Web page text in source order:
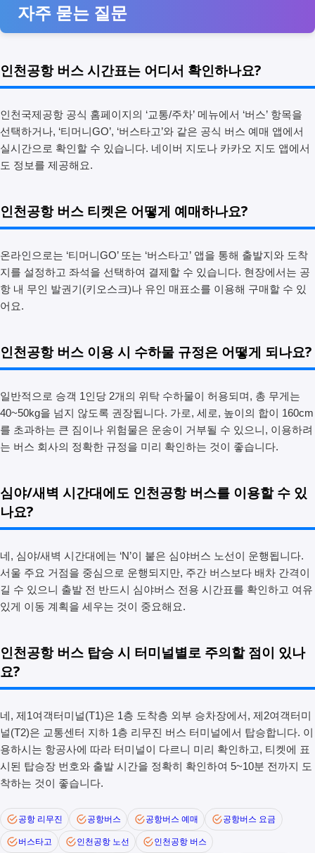
자주 묻는 질문
인천공항 버스 시간표는 어디서 확인하나요?
인천국제공항 공식 홈페이지의 ‘교통/주차’ 메뉴에서 ‘버스’ 항목을
선택하거나, ‘티머니GO’, ‘버스타고’와 같은 공식 버스 예매 앱에서
실시간으로 확인할 수 있습니다. 네이버 지도나 카카오 지도 앱에서
도 정보를 제공해요.
인천공항 버스 티켓은 어떻게 예매하나요?
온라인으로는 ‘티머니GO’ 또는 ‘버스타고’ 앱을 통해 출발지와 도착
지를 설정하고 좌석을 선택하여 결제할 수 있습니다. 현장에서는 공
항 내 무인 발권기(키오스크)나 유인 매표소를 이용해 구매할 수 있
어요.
인천공항 버스 이용 시 수하물 규정은 어떻게 되나요?
일반적으로 승객 1인당 2개의 위탁 수하물이 허용되며, 총 무게는
40~50kg을 넘지 않도록 권장됩니다. 가로, 세로, 높이의 합이 160cm
를 초과하는 큰 짐이나 위험물은 운송이 거부될 수 있으니, 이용하려
는 버스 회사의 정확한 규정을 미리 확인하는 것이 좋습니다.
심야/새벽 시간대에도 인천공항 버스를 이용할 수 있
나요?
네, 심야/새벽 시간대에는 ‘N’이 붙은 심야버스 노선이 운행됩니다.
서울 주요 거점을 중심으로 운행되지만, 주간 버스보다 배차 간격이
길 수 있으니 출발 전 반드시 심야버스 전용 시간표를 확인하고 여유
있게 이동 계획을 세우는 것이 중요해요.
인천공항 버스 탑승 시 터미널별로 주의할 점이 있나
요?
네, 제1여객터미널(T1)은 1층 도착층 외부 승차장에서, 제2여객터미
널(T2)은 교통센터 지하 1층 리무진 버스 터미널에서 탑승합니다. 이
용하시는 항공사에 따라 터미널이 다르니 미리 확인하고, 티켓에 표
시된 탑승장 번호와 출발 시간을 정확히 확인하여 5~10분 전까지 도
착하는 것이 좋습니다.
공항 리무진 공항버스 공항버스 예매
공항버스 요금
버스타고
인천공항 노선
인천공항 버스